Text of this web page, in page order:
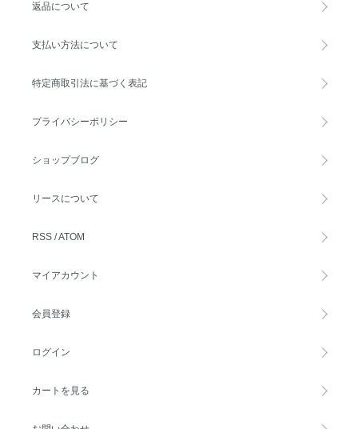
返品について
支払い方法について
特定商取引法に基づく表記
プライバシーポリシー
ショップブログ
リースについて
RSS /ATOM
マイアカウント
会員登録
ログイン
カートを見る